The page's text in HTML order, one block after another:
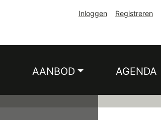
Inloggen Registreren
AANBOD AGENDA